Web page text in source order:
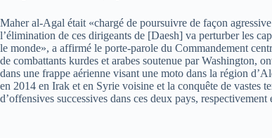
Maher al-Agal était «chargé de poursuivre de façon
l’élimination de ces dirigeants de [Daesh] va perturber les
le monde», a affirmé le porte-parole du Commandement
de combattants kurdes et arabes soutenue par Washington,
dans une frappe aérienne visant une moto dans la région
en 2014 en Irak et en Syrie voisine et la conquête de vastes
d’offensives successives dans ces deux pays, respectivement